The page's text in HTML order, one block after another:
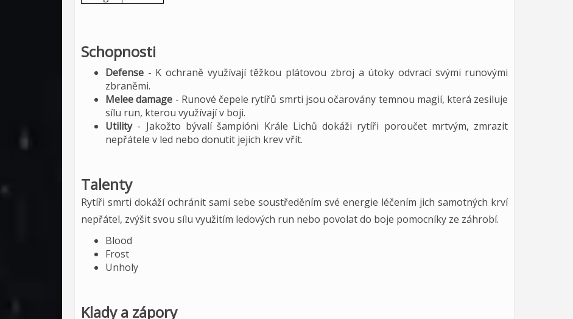
Schopnosti
Defense - K ochraně využívají těžkou plátovou zbroj a útoky odvrací svými runovými
zbraněmi.
Melee damage - Runové čepele rytířů smrti jsou očarovány temnou magií, která zesiluje
sílu run, kterou využívají v boji.
Utility - Jakožto bývalí šampióni Krále Lichů dokáži rytíři poroučet mrtvým, zmrazit
nepřátele v led nebo donutit jejich krev vřít.
Talenty
Rytíři smrti dokáží ochránit sami sebe soustředěním své energie léčením jich samotných krví
nepřátel, zvýšit svou sílu využitím ledových run nebo povolat do boje pomocníky ze záhrobí.
Blood
Frost
Unholy
Klady a zápory